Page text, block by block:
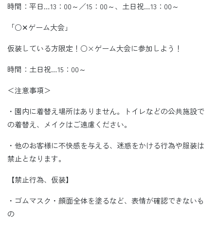
時間：平日…13：00～／15：00～、土日祝…13：00～
「○✕ゲーム大会」
仮装している方限定！○×ゲーム大会に参加しよう！
時間：土日祝…15：00～
＜注意事項＞
・園内に着替え場所はありません。トイレなどの公共施設で
の着替え、メイクはご遠慮ください。
・他のお客様に不快感を与える、迷惑をかける行為や服装は
禁止となります。
【禁止行為、仮装】
・ゴムマスク・顔面全体を塗るなど、表情が確認できないも
の